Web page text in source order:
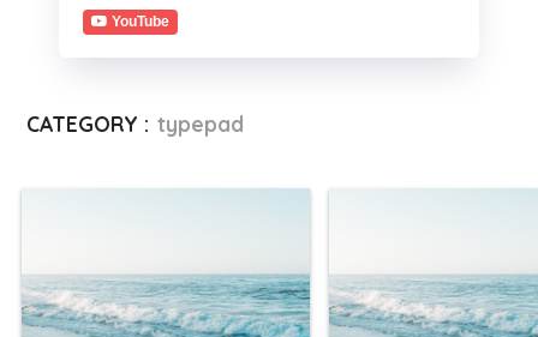
YouTube
CATEGORY : typepad